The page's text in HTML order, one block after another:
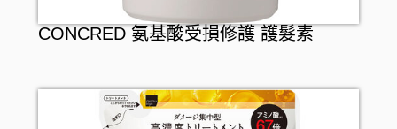
CONCRED 氨基酸受損修護 護髮素